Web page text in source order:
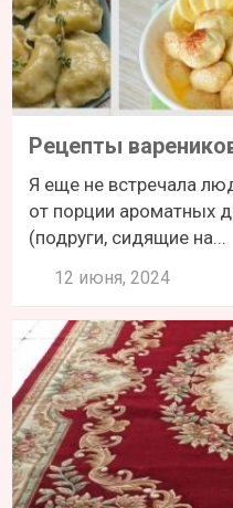
Рецепты
Я еще не встречала
от порции ароматных
(подруги, сидящие на...
12 июня, 2024